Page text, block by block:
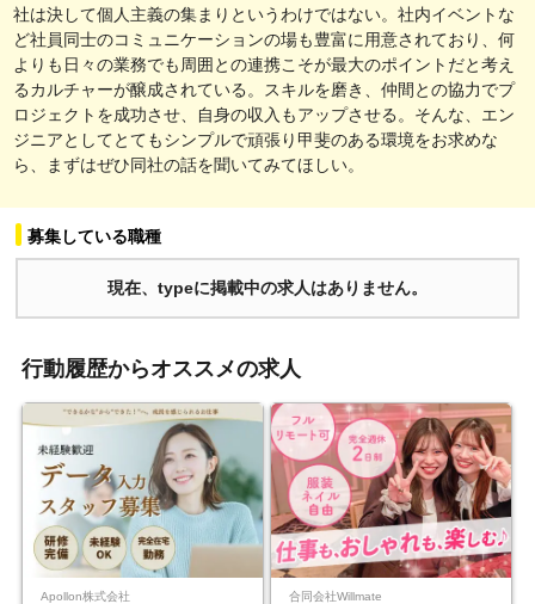
社は決して個人主義の集まりというわけではない。社内イベントな
ど社員同士のコミュニケーションの場も豊富に用意されており、何
よりも日々の業務でも周囲との連携こそが最大のポイントだと考え
るカルチャーが醸成されている。スキルを磨き、仲間との協力でプ
ロジェクトを成功させ、自身の収入もアップさせる。そんな、エン
ジニアとしてとてもシンプルで頑張り甲斐のある環境をお求めな
ら、まずはぜひ同社の話を聞いてみてほしい。
募集している職種
現在、typeに掲載中の求人はありません。
行動履歴からオススメの求人
Apollon株式会社 合同会社Willmate